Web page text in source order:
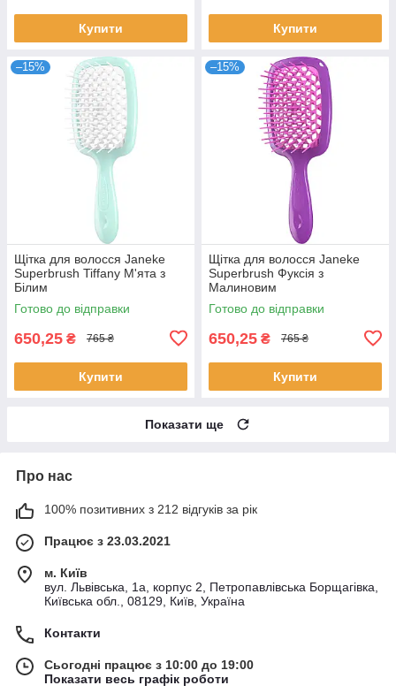
Купити Купити
–15%
Щітка для волосся Janeke
Superbrush Tiffany М'ята з
Білим
Готово до відправки
650,25 ₴ 765 ₴
Купити
–15%
Щітка для волосся Janeke
Superbrush Фуксія з
Малиновим
Готово до відправки
650,25 ₴ 765 ₴
Купити
Показати ще
Про нас
100% позитивних з 212 відгуків за рік
Працює з 23.03.2021
м. Київ
вул. Львівська, 1а, корпус 2, Петропавлівська Борщагівка,
Київська обл., 08129, Київ, Україна
Контакти
Сьогодні працює з 10:00 до 19:00
Показати весь графік роботи